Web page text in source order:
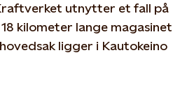
utnytter et fall på
kilometer lange magasinet
ligger i Kautokeino